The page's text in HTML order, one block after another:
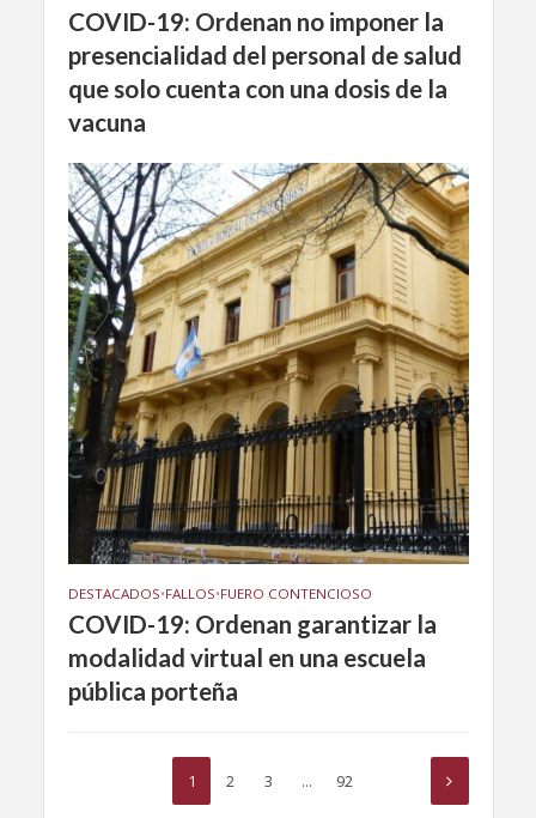
COVID-19: Ordenan no imponer la
presencialidad del personal de salud
que solo cuenta con una dosis de la
vacuna
DESTACADOS•FALLOS•FUERO CONTENCIOSO
COVID-19: Ordenan garantizar la
modalidad virtual en una escuela
pública porteña
1 2 3 … 92